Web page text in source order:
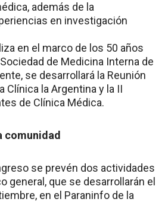
además de la
en investigación
en el marco de los 50 años
de Medicina Interna de
se desarrollará la Reunión
Clínica la Argentina y la II
de Clínica Médica.
comunidad
se prevén dos actividades
general, que se desarrollarán el
en el Paraninfo de la